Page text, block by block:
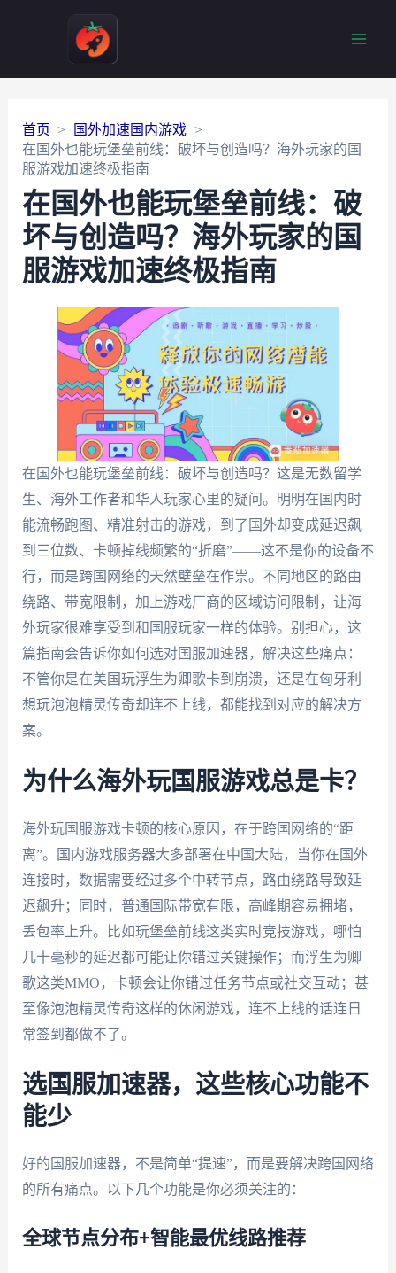
首页
国外加速国内游戏
在国外也能玩堡垒前线：破坏与创造吗？海外玩家的国
服游戏加速终极指南
在国外也能玩堡垒前线：破
坏与创造吗？海外玩家的国
服游戏加速终极指南
在国外也能玩堡垒前线：破坏与创造吗？这是无数留学
生、海外工作者和华人玩家心里的疑问。明明在国内时
能流畅跑图、精准射击的游戏，到了国外却变成延迟飙
到三位数、卡顿掉线频繁的“折磨”——这不是你的设备不
行，而是跨国网络的天然壁垒在作祟。不同地区的路由
绕路、带宽限制，加上游戏厂商的区域访问限制，让海
外玩家很难享受到和国服玩家一样的体验。别担心，这
篇指南会告诉你如何选对国服加速器，解决这些痛点：
不管你是在美国玩浮生为卿歌卡到崩溃，还是在匈牙利
想玩泡泡精灵传奇却连不上线，都能找到对应的解决方
案。
为什么海外玩国服游戏总是卡？
海外玩国服游戏卡顿的核心原因，在于跨国网络的“距
离”。国内游戏服务器大多部署在中国大陆，当你在国外
连接时，数据需要经过多个中转节点，路由绕路导致延
迟飙升；同时，普通国际带宽有限，高峰期容易拥堵，
丢包率上升。比如玩堡垒前线这类实时竞技游戏，哪怕
几十毫秒的延迟都可能让你错过关键操作；而浮生为卿
歌这类MMO，卡顿会让你错过任务节点或社交互动；甚
至像泡泡精灵传奇这样的休闲游戏，连不上线的话连日
常签到都做不了。
选国服加速器，这些核心功能不
能少
好的国服加速器，不是简单“提速”，而是要解决跨国网络
的所有痛点。以下几个功能是你必须关注的：
全球节点分布+智能最优线路推荐